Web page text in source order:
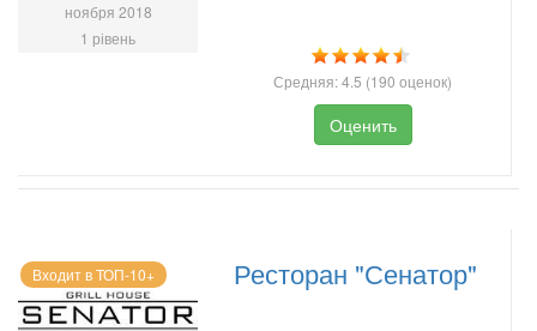
ноября 2018
1 рівень
Средняя:4.5 (190 оценок)
Оценить
Входит в ТОП-10+ Ресторан "Сенатор"